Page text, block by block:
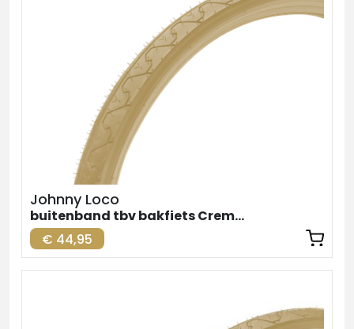
Johnny Loco
buitenband tbv bakfiets Creme Achter 26inch
€ 44,95